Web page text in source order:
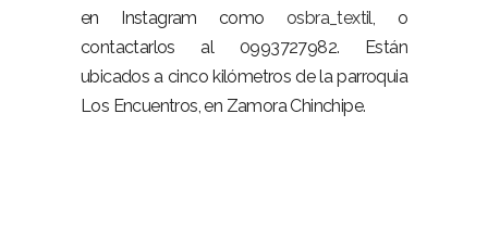
en Instagram comoosbra_textil, o
contactarlos al 0993727982. Están
ubicados a cinco kilómetros de la parroquia
Los Encuentros, en Zamora Chinchipe.